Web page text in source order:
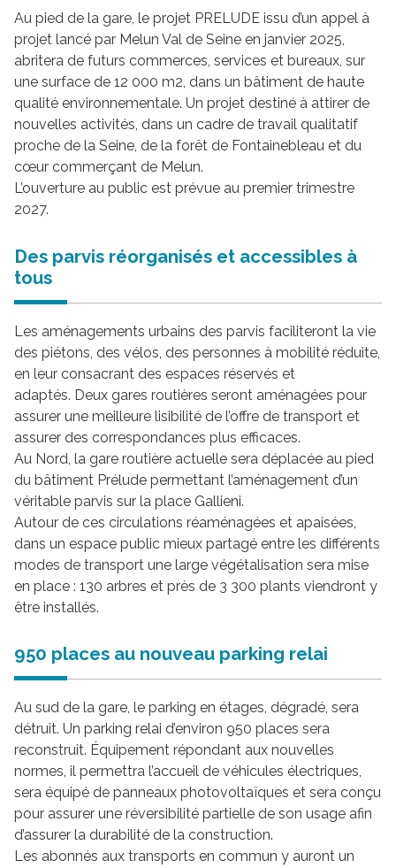
Au pied de la gare, le projet PRELUDE issu d’un appel à
projet lancé par Melun Val de Seine en janvier 2025,
abritera de futurs commerces, services et bureaux, sur
une surface de 12 000 m2, dans un bâtiment de haute
qualité environnementale. Un projet destiné à attirer de
nouvelles activités, dans un cadre de travail qualitatif
proche de la Seine, de la forêt de Fontainebleau et du
cœur commerçant de Melun.
L’ouverture au public est prévue au premier trimestre
2027.
Des parvis réorganisés et accessibles à
tous
Les aménagements urbains des parvis faciliteront la vie
des piétons, des vélos, des personnes à mobilité réduite,
en leur consacrant des espaces réservés et
adaptés. Deux gares routières seront aménagées pour
assurer une meilleure lisibilité de l’offre de transport et
assurer des correspondances plus efficaces.
Au Nord, la gare routière actuelle sera déplacée au pied
du bâtiment Prélude permettant l’aménagement d’un
véritable parvis sur la place Gallieni.
Autour de ces circulations réaménagées et apaisées,
dans un espace public mieux partagé entre les différents
modes de transport une large végétalisation sera mise
en place : 130 arbres et près de 3 300 plants viendront y
être installés.
950 places au nouveau parking relai
Au sud de la gare, le parking en étages, dégradé, sera
détruit. Un parking relai d’environ 950 places sera
reconstruit. Équipement répondant aux nouvelles
normes, il permettra l’accueil de véhicules électriques,
sera équipé de panneaux photovoltaïques et sera conçu
pour assurer une réversibilité partielle de son usage afin
d’assurer la durabilité de la construction.
Les abonnés aux transports en commun y auront un